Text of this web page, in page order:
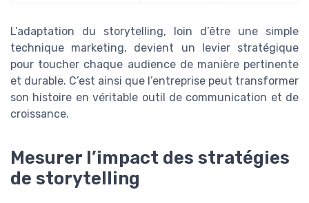
L’adaptation du storytelling, loin d’être une simple
technique marketing, devient un levier stratégique
pour toucher chaque audience de manière pertinente
et durable. C’est ainsi que l’entreprise peut transformer
son histoire en véritable outil de communication et de
croissance.
Mesurer l’impact des stratégies
de storytelling